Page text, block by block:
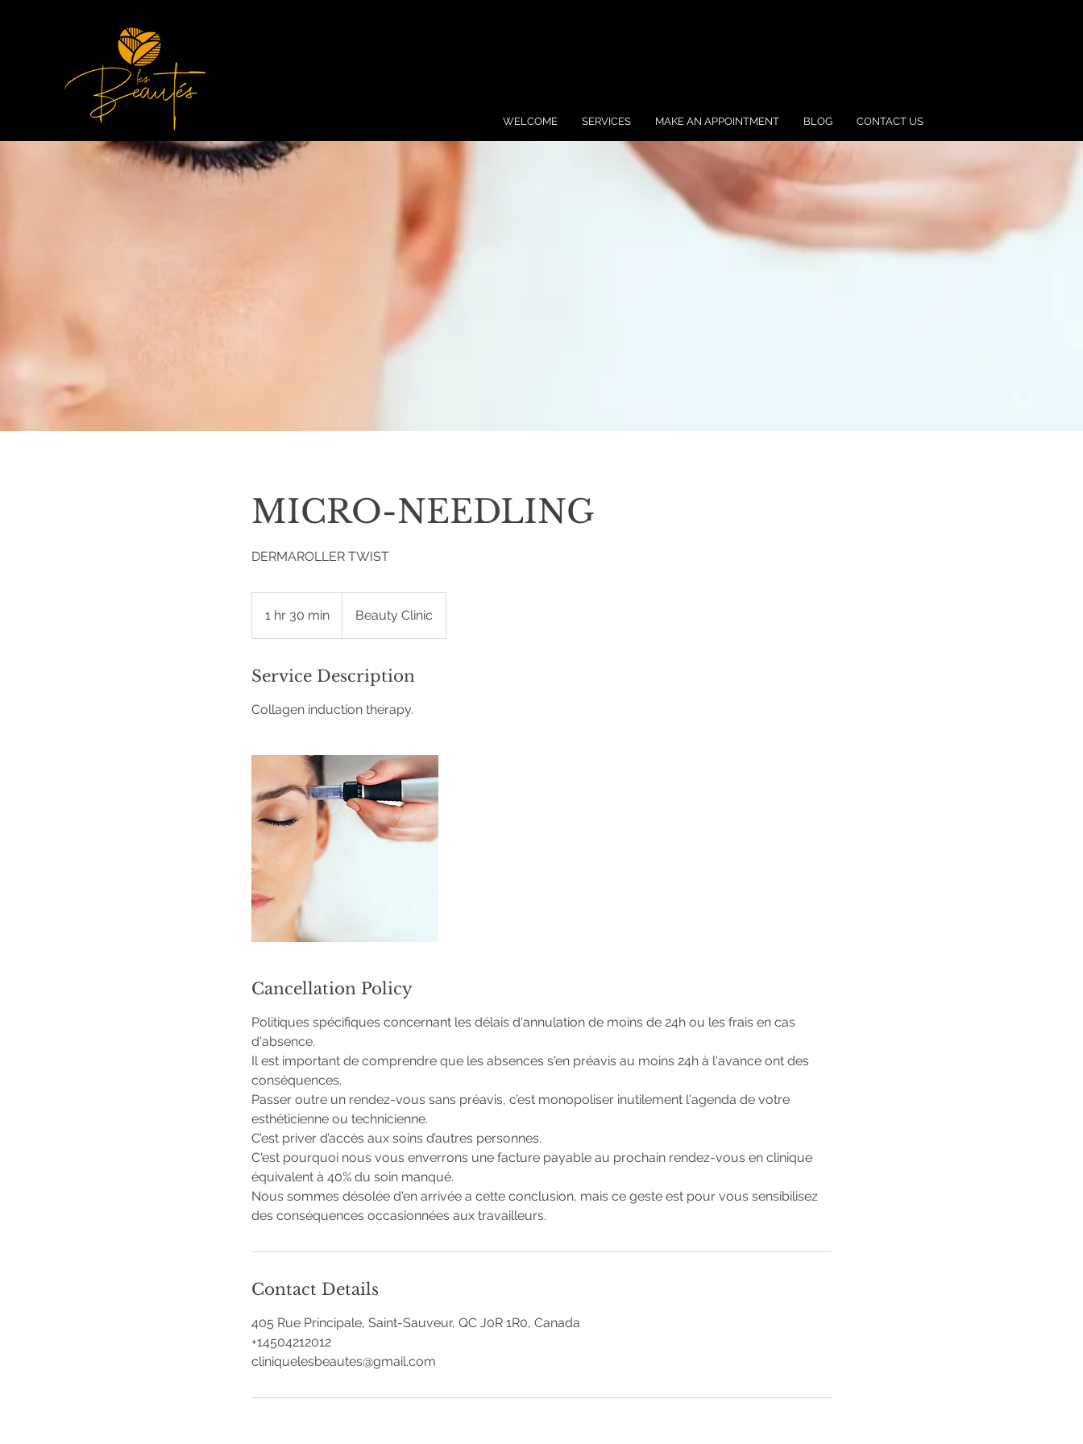
WELCOME SERVICES MAKE AN APPOINTMENT BLOG CONTACT US
MICRO-NEEDLING
DERMAROLLER TWIST
1 hr 30 min
h
0
i
Beauty Clinic
Service Description
Collagen induction therapy.
Cancellation Policy
Politiques spécifiques concernant les délais d'annulation de moins de 24h ou les frais en cas
d'absence.
Il est important de comprendre que les absences s'en préavis au moins 24h à l'avance ont des
conséquences.
Passer outre un rendez-vous sans préavis, c’est monopoliser inutilement l'agenda de votre
esthéticienne ou technicienne.
C’est priver d’accès aux soins d’autres personnes.
C'est pourquoi nous vous enverrons une facture payable au prochain rendez-vous en clinique
équivalent à 40% du soin manqué.
Nous sommes désolée d'en arrivée a cette conclusion, mais ce geste est pour vous sensibilisez
des conséquences occasionnées aux travailleurs.
Contact Details
405 Rue Principale, Saint-Sauveur, QC J0R 1R0, Canada
+14504212012
cliniquelesbeautes@gmail.com